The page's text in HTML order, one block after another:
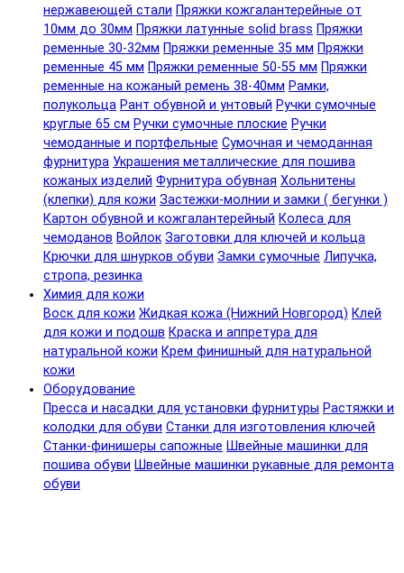
нержавеющей стали Пряжки кожгалантерейные от
10мм до 30мм Пряжки латунные solid brass Пряжки
ременные 30-32мм Пряжки ременные 35 мм Пряжки
ременные 45 мм Пряжки ременные 50-55 мм Пряжки
ременные на кожаный ремень 38-40мм Рамки,
полукольца Рант обувной и унтовый Ручки сумочные
круглые 65 см Ручки сумочные плоские Ручки
чемоданные и портфельные Сумочная и чемоданная
фурнитура Украшения металлические для пошива
кожаных изделий Фурнитура обувная Хольнитены
(клепки) для кожи Застежки-молнии и замки ( бегунки )
Картон обувной и кожгалантерейный Колеса для
чемоданов Войлок Заготовки для ключей и кольца
Крючки для шнурков обуви Замки сумочные Липучка,
стропа, резинка
Химия для кожи
Воск для кожи Жидкая кожа (Нижний Новгород) Клей
для кожи и подошв Краска и аппретура для
натуральной кожи Крем финишный для натуральной
кожи
Оборудование
Пресса и насадки для установки фурнитуры Растяжки и
колодки для обуви Станки для изготовления ключей
Станки-финишеры сапожные Швейные машинки для
пошива обуви Швейные машинки рукавные для ремонта
обуви